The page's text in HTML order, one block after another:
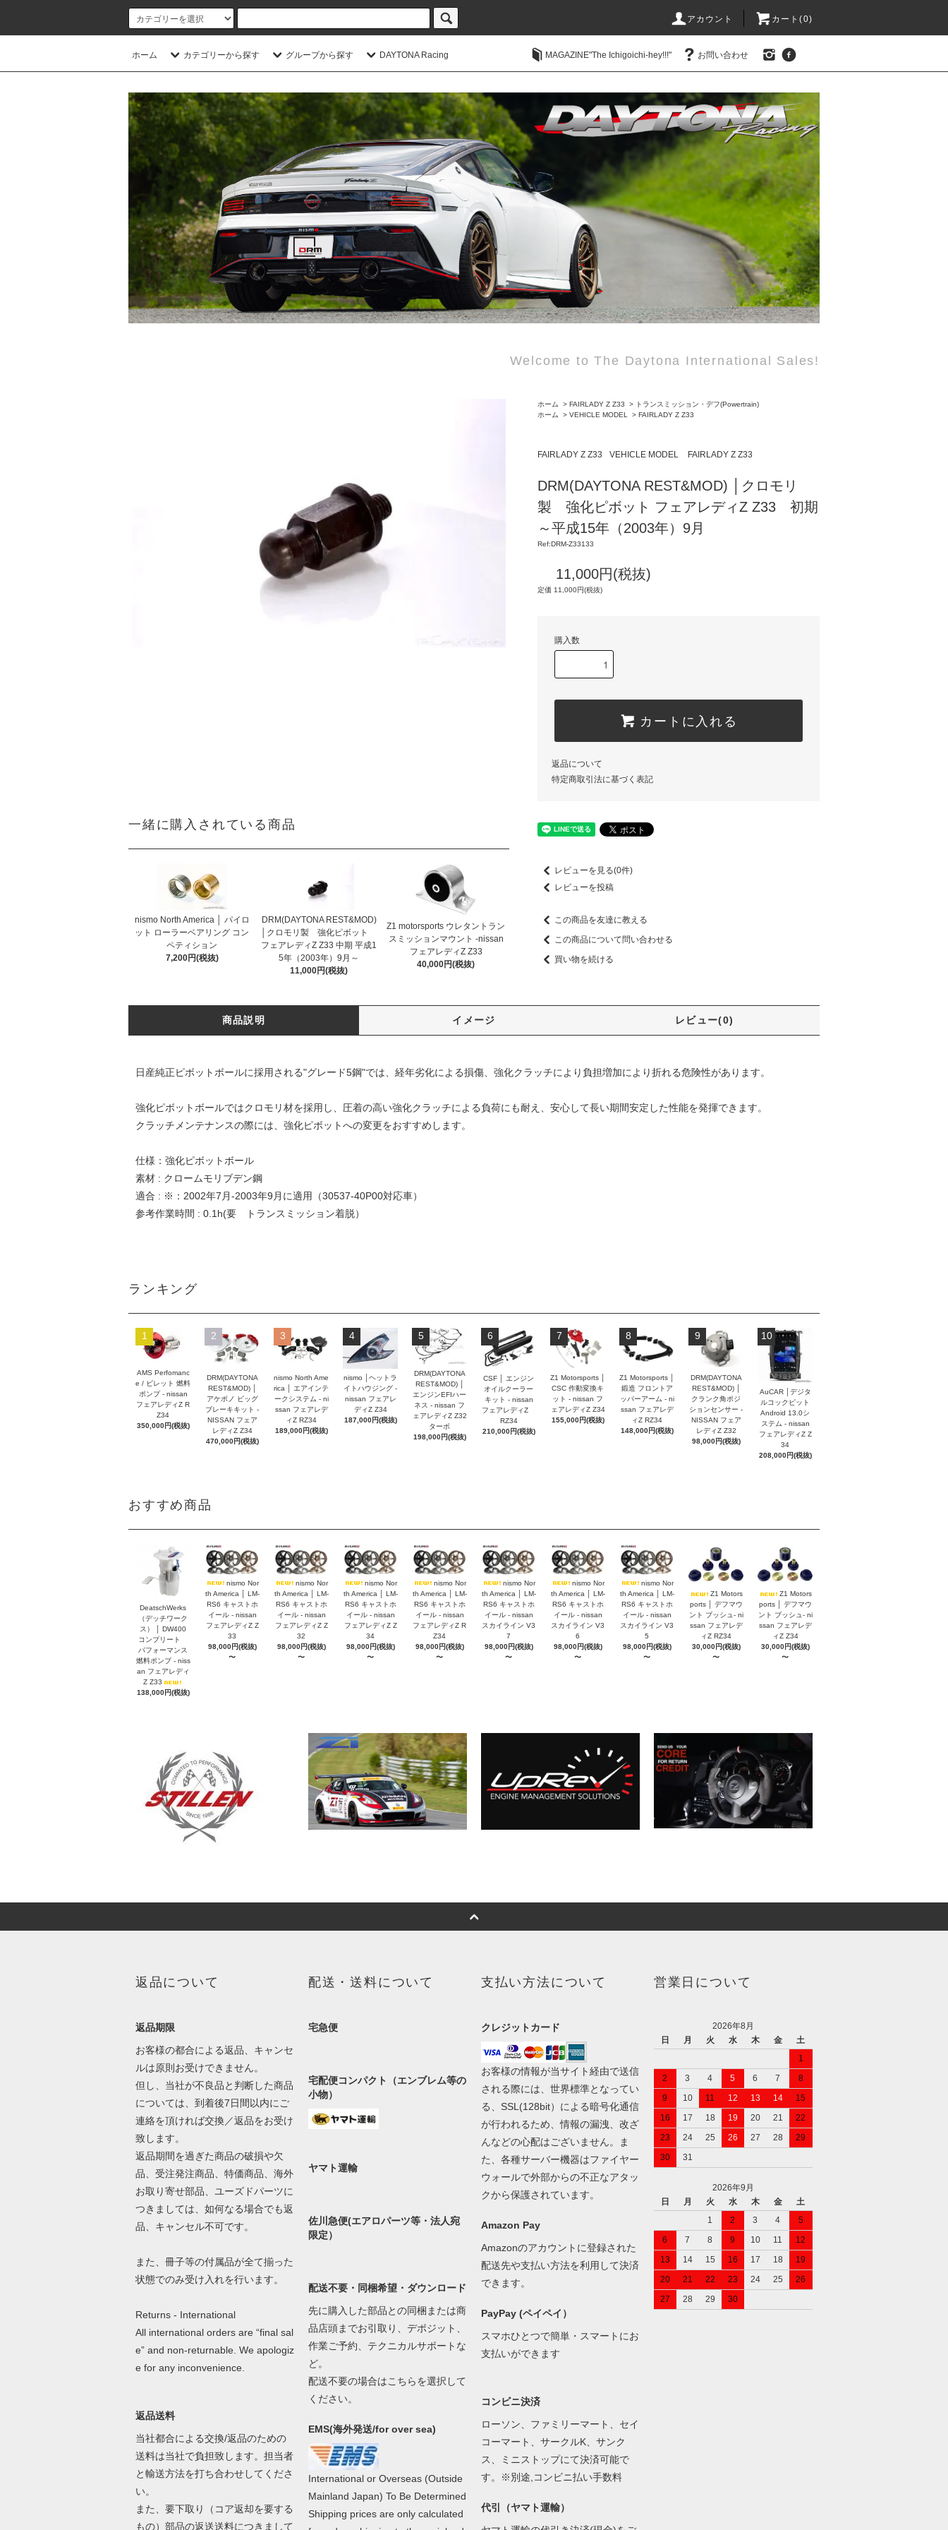
アカウント カート(0)
ホーム カテゴリーから探す グループから探す DAYTONA Racing MAGAZINE"The Ichigoichi-hey!!!" お問い合わせ
Welcome to The Daytona International Sales!
一緒に購入されている商品
nismo North America │ パイロ
ット ローラーベアリング コン
ペティション
7,200円(税抜)
DRM(DAYTONA REST&MOD)
│クロモリ製 強化ピボット
フェアレディZ Z33 中期 平成1
5年（2003年）9月～
11,000円(税抜)
Z1 motorsports ウレタントラン
スミッションマウント -nissan
フェアレディZ Z33
40,000円(税抜)
ホーム > FAIRLADY Z Z33 > トランスミッション・デフ(Powertrain)
ホーム
> VEHICLE MODEL > FAIRLADY Z Z33
FAIRLADY Z Z33 VEHICLE MODEL FAIRLADY Z Z33
DRM(DAYTONA REST&MOD) │クロモリ
製 強化ピボット フェアレディZ Z33 初期
～平成15年（2003年）9月
Ref:DRM-Z33133
11,000円(税抜)
定価 11,000円(税抜)
購入数
カートに入れる
返品について
特定商取引法に基づく表記
レビューを見る(0件)
レビューを投稿
この商品を友達に教える
この商品について問い合わせる
買い物を続ける
商品説明 イメージ レビュー(0)
日産純正ピボットボールに採用される"グレード5鋼"では、経年劣化による損傷、強化クラッチにより負担増加により折れる危険性があります。
強化ピボットボールではクロモリ材を採用し、圧着の高い強化クラッチによる負荷にも耐え、安心して長い期間安定した性能を発揮できます。
クラッチメンテナンスの際には、強化ピボットへの変更をおすすめします。
仕様：強化ピボットボール
素材 : クロームモリブデン鋼
適合 : ※：2002年7月-2003年9月に適用（30537-40P00対応車）
参考作業時間 : 0.1h(要 トランスミッション着脱）
ランキング
1
AMS Perfomanc
e / ビレット 燃料
ポンプ - nissan
フェアレディZ R
Z34
350,000円(税抜)
2
DRM(DAYTONA
REST&MOD) │
アケボノ ビッグ
ブレーキキット -
NISSAN フェア
レディZ Z34
470,000円(税抜)
3
nismo North Ame
rica │ エアインテ
ークシステム - ni
ssan フェアレデ
ィZ RZ34
189,000円(税抜)
4
nismo │ヘットラ
イトハウジング -
nissan フェアレ
ディZ Z34
187,000円(税抜)
5
DRM(DAYTONA
REST&MOD) │
エンジンEFIハー
ネス - nissan フ
ェアレディZ Z32
ターボ
198,000円(税抜)
6
CSF │ エンジン
オイルクーラー
キット - nissan
フェアレディZ
RZ34
210,000円(税抜)
7
Z1 Motorsports │
CSC 作動変換キ
ット - nissan フ
ェアレディZ Z34
155,000円(税抜)
8
Z1 Motorsports │
鍛造 フロントア
ッパーアーム - ni
ssan フェアレデ
ィZ RZ34
148,000円(税抜)
9
DRM(DAYTONA
REST&MOD) │
クランク角ポジ
ションセンサー -
NISSAN フェア
レディZ Z32
98,000円(税抜)
10
AuCAR │デジタ
ルコックピット
Android 13.0シ
ステム - nissan
フェアレディZ Z
34
208,000円(税抜)
おすすめ商品
DeatschWerks
（デッチワーク
ス） │ DW400
コンプリート
パフォーマンス
燃料ポンプ - niss
an フェアレディ
Z Z33
138,000円(税抜)
nismo Nor
th America │ LM-
RS6 キャストホ
イール - nissan
フェアレディZ Z
33
98,000円(税抜)
〜
nismo Nor
th America │ LM-
RS6 キャストホ
イール - nissan
フェアレディZ Z
32
98,000円(税抜)
〜
nismo Nor
th America │ LM-
RS6 キャストホ
イール - nissan
フェアレディZ Z
34
98,000円(税抜)
〜
nismo Nor
th America │ LM-
RS6 キャストホ
イール - nissan
フェアレディZ R
Z34
98,000円(税抜)
〜
nismo Nor
th America │ LM-
RS6 キャストホ
イール - nissan
スカイライン V3
7
98,000円(税抜)
〜
nismo Nor
th America │ LM-
RS6 キャストホ
イール - nissan
スカイライン V3
6
98,000円(税抜)
〜
nismo Nor
th America │ LM-
RS6 キャストホ
イール - nissan
スカイライン V3
5
98,000円(税抜)
〜
Z1 Motors
ports │ デフマウ
ント ブッシュ- ni
ssan フェアレデ
ィZ RZ34
30,000円(税抜)
〜
Z1 Motors
ports │ デフマウ
ント ブッシュ- ni
ssan フェアレデ
ィZ Z34
30,000円(税抜)
〜
返品について
返品期限
お客様の都合による返品、キャンセ
ルは原則お受けできません。
但し、当社が不良品と判断した商品
については、到着後7日間以内にご
連絡を頂ければ交換／返品をお受け
致します。
返品期間を過ぎた商品の破損や欠
品、受注発注商品、特価商品、海外
お取り寄せ部品、ユーズドパーツに
つきましては、如何なる場合でも返
品、キャンセル不可です。
また、冊子等の付属品が全て揃った
状態でのみ受け入れを行います。
Returns - International
All international orders are “final sal
e” and non-returnable. We apologiz
e for any inconvenience.
返品送料
当社都合による交換/返品のための
送料は当社で負担致します。担当者
と輸送方法を打ち合わせしてくださ
い。
また、要下取り（コア返却を要する
もの）部品の返送送料につきまして
配送・送料について
宅急便
宅配便コンパクト（エンブレム等の
小物）
ヤマト運輸
佐川急便(エアロパーツ等・法人宛
限定）
配送不要・同梱希望・ダウンロード
先に購入した部品との同梱または商
品店頭までお引取り、デポジット、
作業ご予約、テクニカルサポートな
ど。
配送不要の場合はこちらを選択して
ください。
EMS(海外発送/for over sea)
International or Overseas (Outside
Mainland Japan) To Be Determined
Shipping prices are only calculated
支払い方法について
クレジットカード
お客様の情報が当サイト経由で送信
される際には、世界標準となってい
る、SSL(128bit）による暗号化通信
が行われるため、情報の漏洩、改ざ
んなどの心配はございません。ま
た、各種サーバー機器はファイヤー
ウォールで外部からの不正なアタッ
クから保護されています。
Amazon Pay
Amazonのアカウントに登録された
配送先や支払い方法を利用して決済
できます。
PayPay (ペイペイ）
スマホひとつで簡単・スマートにお
支払いができます
コンビニ決済
ローソン、ファミリーマート、セイ
コーマート、サークルK、サンク
ス、ミニストップにて決済可能で
す。※別途,コンビニ払い手数料
代引（ヤマト運輸）
営業日について
2026年8月
日
月 火 水 木 金
土
1
2
3 4 5 6 7
8
9
10 11 12 13 14
15
16
17 18 19 20 21
22
23
24 25 26 27 28
29
30
31
2026年9月
日
月 火 水 木 金
土
1
2 3 4
5
6
7 8 9 10 11
12
13
14 15 16 17 18
19
20
21 22 23 24 25
26
27
28 29 30